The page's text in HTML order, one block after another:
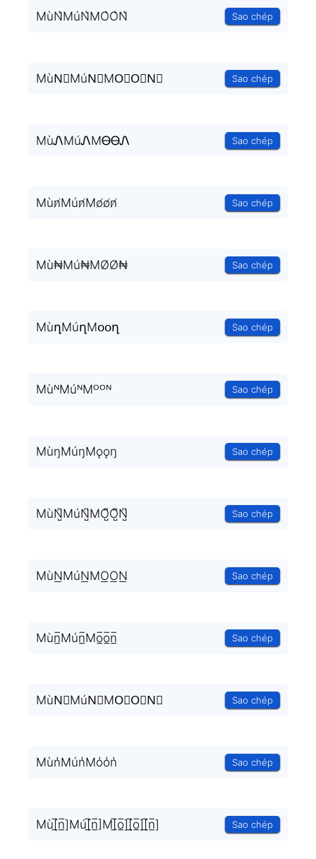
MùN͛MúN͛MO͛O͛N͛ Sao chép
MùN⃒MúN⃒MO⃒O⃒N⃒ Sao chép
MùᏁMúᏁMᎾᎾᏁ Sao chép
Mùn̸Mún̸Mo̸o̸n̸ Sao chép
Mù₦Mú₦MØØ₦ Sao chép
MùղMúղMօօղ Sao chép
MùᴺMúᴺMᴼᴼᴺ Sao chép
MùŋMúŋMǫǫŋ Sao chép
MùN̺͆MúN̺͆MO̺͆O̺͆N̺͆ Sao chép
MùN͟MúN͟MO͟O͟N͟ Sao chép
Mùn̲̅Mún̲̅Mo̲̅o̲̅n̲̅ Sao chép
MùN⃣MúN⃣MO⃣O⃣N⃣ Sao chép
Mùn̾Mún̾Mo̾o̾n̾ Sao chép
Mù[̲̅n̲̅]Mú[̲̅n̲̅]M[̲̅o̲̅][̲̅o̲̅][̲̅n̲̅] Sao chép